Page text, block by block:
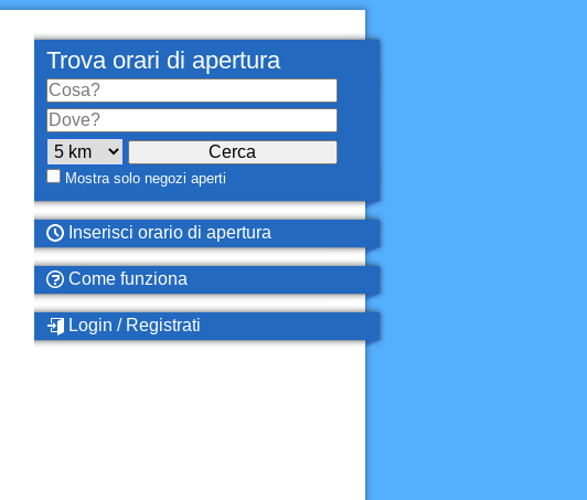
Trova orari di apertura
Mostra solo negozi aperti
Inserisci orario di apertura
Come funziona
Login / Registrati